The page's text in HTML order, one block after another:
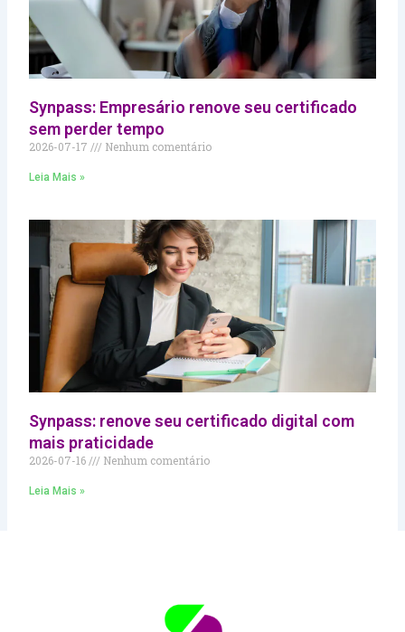
Synpass: Empresário renove seu certificado
sem perder tempo
2026-07-17 Nenhum comentário
Leia Mais »
Synpass: renove seu certificado digital com
mais praticidade
2026-07-16 Nenhum comentário
Leia Mais »